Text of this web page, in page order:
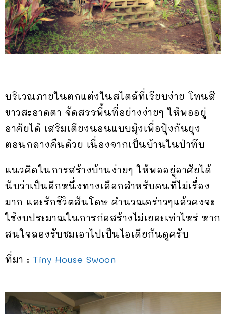
บริเวณภายในตกแต่งในสไตล์ที่เรียบง่าย โทนสี
ขาวสะอาดตา จัดสรรพื้นที่อย่างง่ายๆ ให้พออยู่
อาศัยได้ เสริมเตียงนอนแบบมุ้งเพื่อปุ้งกันยุง
ตอนกลางคืนด้วย เนื่องจากเป็นบ้านในป่าทึบ
แนวคิดในการสร้างบ้านง่ายๆ ให้พออยู่อาศัยได้
นับว่าเป็นอีกหนึ่งทางเลือกสำหรับคนที่ไม่เรื่อง
มาก และรักชีวิตสันโดษ คำนวณคร่าวๆแล้วคงจะ
ใช้งบประมาณในการก่อสร้างไม่เยอะเท่าไหร่ หาก
สนใจลองรับชมเอาไปเป็นไอเดียกันดูครับ
ที่มา : Tiny House Swoon